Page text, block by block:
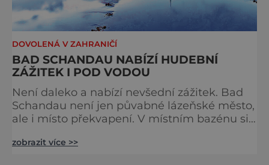
DOVOLENÁ V ZAHRANIČÍ
BAD SCHANDAU NABÍZÍ HUDEBNÍ
ZÁŽITEK I POD VODOU
Není daleko a nabízí nevšední zážitek. Bad
Schandau není jen půvabné lázeňské město,
ale i místo překvapení. V místním bazénu si
vodě. Nádherně osvěžující místo leží jen 8
zobrazit více >>